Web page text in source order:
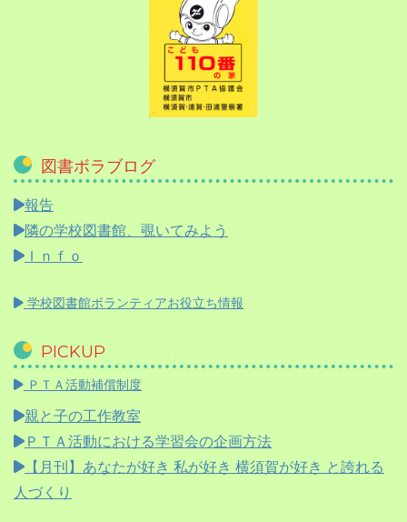
図書ボラブログ
報告
隣の学校図書館、覗いてみよう
Ｉｎｆｏ
学校図書館ボランティアお役立ち情報
PICKUP
ＰＴＡ活動補償制度
親と子の工作教室
ＰＴＡ活動における学習会の企画方法
【月刊】 あなたが好き 私が好き 横須賀が好き と誇れる
人づくり